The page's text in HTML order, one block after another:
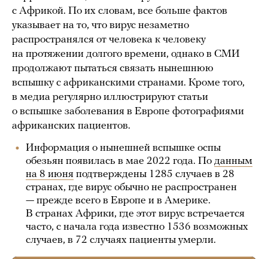
с Африкой. По их словам, все больше фактов
указывает на то, что вирус незаметно
распространялся от человека к человеку
на протяжении долгого времени, однако в СМИ
продолжают пытаться связать нынешнюю
вспышку с африканскими странами. Кроме того,
в медиа регулярно иллюстрируют статьи
о вспышке заболевания в Европе фотографиями
африканских пациентов.
Информация о нынешней вспышке оспы
обезьян появилась в мае 2022 года. По данным
на 8 июня подтверждены 1285 случаев в 28
странах, где вирус обычно не распространен
— прежде всего в Европе и в Америке.
В странах Африки, где этот вирус встречается
часто, с начала года известно 1536 возможных
случаев, в 72 случаях пациенты умерли.